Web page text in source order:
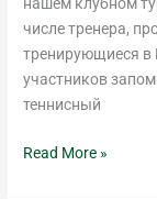
нашем клубном
числе тренера,
тренирующиеся в
участников
теннисный
Read More »